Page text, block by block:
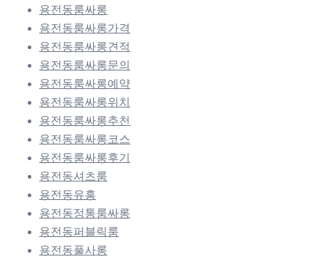
용전동룸싸롱
용전동룸싸롱가격
용전동룸싸롱견적
용전동룸싸롱문의
용전동룸싸롱예약
용전동룸싸롱위치
용전동룸싸롱추천
용전동룸싸롱코스
용전동룸싸롱후기
용전동셔츠룸
용전동유흥
용전동정통룸싸롱
용전동퍼블릭룸
용전동풀사롱